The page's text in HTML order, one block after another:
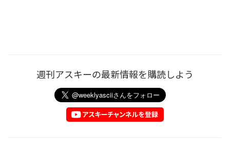
週刊アスキーの最新情報を購読しよう